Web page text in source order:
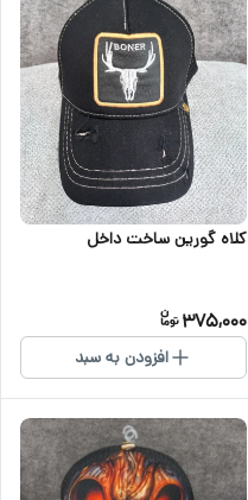
کلاه گورین ساخت داخل
375,000
افزودن به سبد